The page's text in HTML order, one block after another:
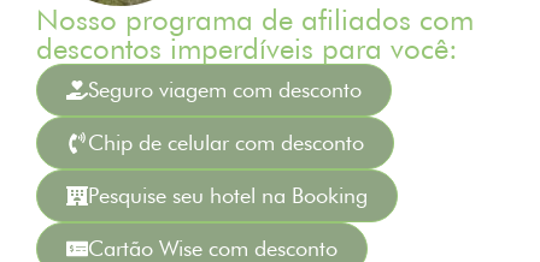
Nosso programa de afiliados com
descontos imperdíveis para você:
Seguro viagem com desconto
Chip de celular com desconto
Pesquise seu hotel na Booking
Cartão Wise com desconto